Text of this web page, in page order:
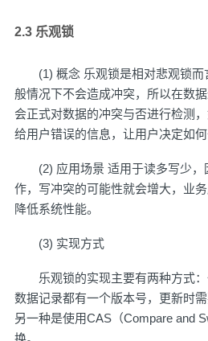
2.3 乐观锁
(1) 概念 乐观锁是相对悲观锁而
般情况下不会造成冲突，所以在数
会正式对数据的冲突与否进行检测
给用户错误的信息，让用户决定如何
(2) 应用场景 适用于读多写少，
作，写冲突的可能性就会增大，业
降低系统性能。
(3) 实现方式
乐观锁的实现主要有两种方式：
数据记录都有一个版本号，更新时
另一种是使用CAS（Compare and
换。